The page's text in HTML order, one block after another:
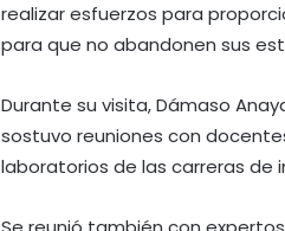
realizar esfuerzos para
para que no abandonen sus
Durante su visita, Dámaso
sostuvo reuniones con
laboratorios de las carreras de